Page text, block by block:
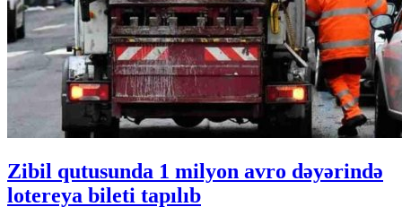
Zibil qutusunda 1 milyon avro dəyərində
lotereya bileti tapılıb